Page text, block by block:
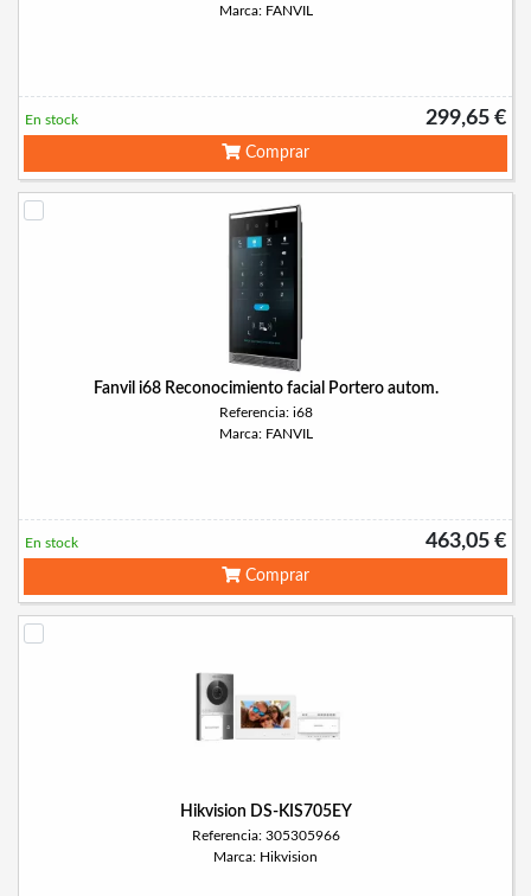
Marca: FANVIL
299,65 €
En stock
Comprar
Fanvil i68 Reconocimiento facial Portero autom.
Referencia: i68
Marca: FANVIL
463,05 €
En stock
Comprar
Hikvision DS-KIS705EY
Referencia: 305305966
Marca: Hikvision